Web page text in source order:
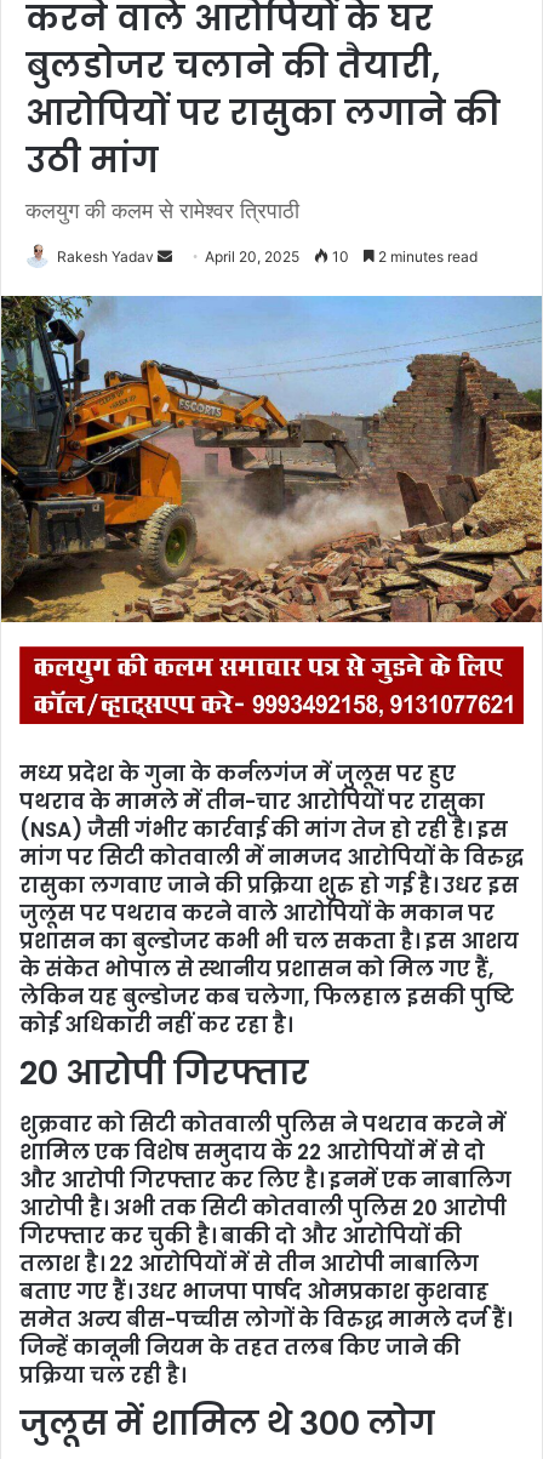
करने वाले आरोपियों के घर
बुलडोजर चलाने की तैयारी,
आरोपियों पर रासुका लगाने की
उठी मांग
कलयुग की कलम से रामेश्वर त्रिपाठी
Rakesh Yadav
a
n
e
m
a
i
l
April 20, 2025 10 2 minutes read
मध्य प्रदेश के गुना के कर्नलगंज में जुलूस पर हुए
पथराव के मामले में तीन-चार आरोपियों पर रासुका
(NSA) जैसी गंभीर कार्रवाई की मांग तेज हो रही है। इस
मांग पर सिटी कोतवाली में नामजद आरोपियों के विरुद्ध
रासुका लगवाए जाने की प्रक्रिया शुरु हो गई है। उधर इस
जुलूस पर पथराव करने वाले आरोपियों के मकान पर
प्रशासन का बुल्डोजर कभी भी चल सकता है। इस आशय
के संकेत भोपाल से स्थानीय प्रशासन को मिल गए हैं,
लेकिन यह बुल्डोजर कब चलेगा, फिलहाल इसकी पुष्टि
कोई अधिकारी नहीं कर रहा है।
20 आरोपी गिरफ्तार
शुक्रवार को सिटी कोतवाली पुलिस ने पथराव करने में
शामिल एक विशेष समुदाय के 22 आरोपियों में से दो
और आरोपी गिरफ्तार कर लिए है। इनमें एक नाबालिग
आरोपी है। अभी तक सिटी कोतवाली पुलिस 20 आरोपी
गिरफ्तार कर चुकी है। बाकी दो और आरोपियों की
तलाश है। 22 आरोपियों में से तीन आरोपी नाबालिग
बताए गए हैं। उधर भाजपा पार्षद ओमप्रकाश कुशवाह
समेत अन्य बीस-पच्चीस लोगों के विरुद्ध मामले दर्ज हैं।
जिन्हें कानूनी नियम के तहत तलब किए जाने की
प्रक्रिया चल रही है।
जुलूस में शामिल थे 300 लोग